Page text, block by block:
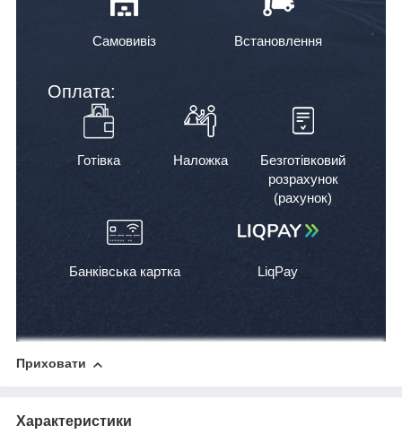
Самовивіз Встановлення
Оплата:
Готівка Наложка
Безготівковий
розрахунок
(рахунок)
Банківська картка LiqPay
Приховати
Характеристики